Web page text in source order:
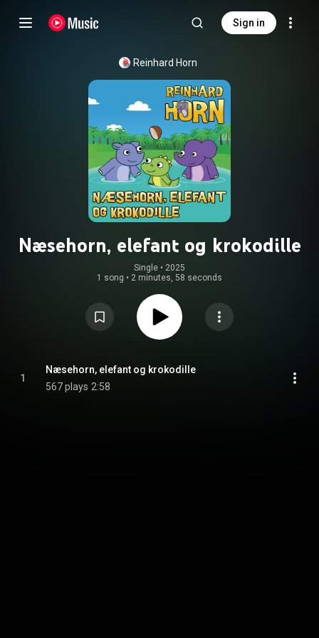
Sign in
Reinhard Horn
Næsehorn, elefant og krokodille
Single • 2025
1 song • 2 minutes, 58 seconds
1
Næsehorn, elefant og krokodille
567 plays 2:58